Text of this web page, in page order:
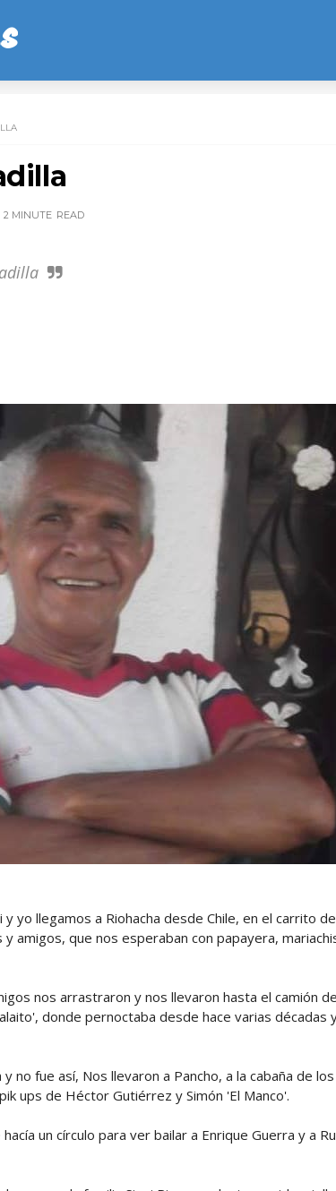
2 MINUTE READ
y yo llegamos a Riohacha desde Chile, en el carrito
amigos, que nos esperaban con papayera,
nos arrastraron y nos llevaron hasta el camión
donde pernoctaba desde hace varias décadas
no fue así, Nos llevaron a Pancho, a la cabaña de
ups de Héctor Gutiérrez y Simón 'El Manco'.
un círculo para ver bailar a Enrique Guerra y a